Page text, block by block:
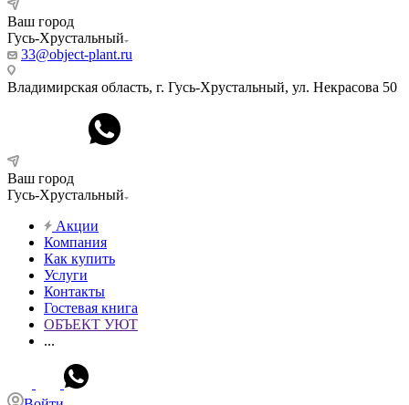
Ваш город
Гусь-Хрустальный
33@object-plant.ru
Владимирская область, г. Гусь-Хрустальный, ул. Некрасова 50
Ваш город
Гусь-Хрустальный
Акции
Компания
Как купить
Услуги
Контакты
Гостевая книга
ОБЪЕКТ УЮТ
...